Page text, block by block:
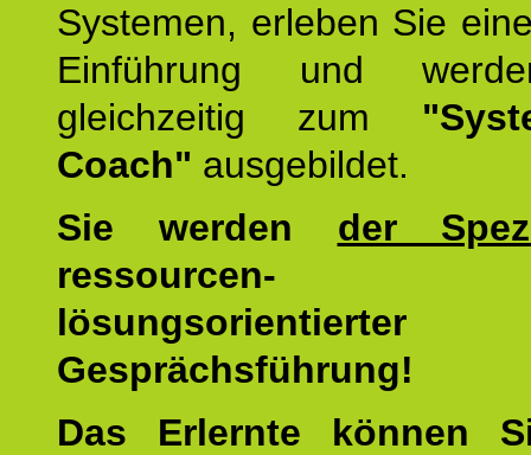
Systemen, erleben Sie
Einführung und
gleichzeitig zum
Coach" ausgebildet.
Sie werden der
lösungsorientierter
Gesprächsführung!
Das Erlernte können